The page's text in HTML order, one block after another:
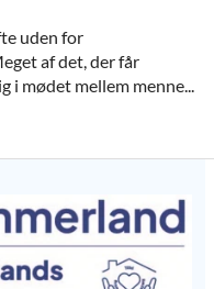
uden for
af det, der får
mødet mellem menne...